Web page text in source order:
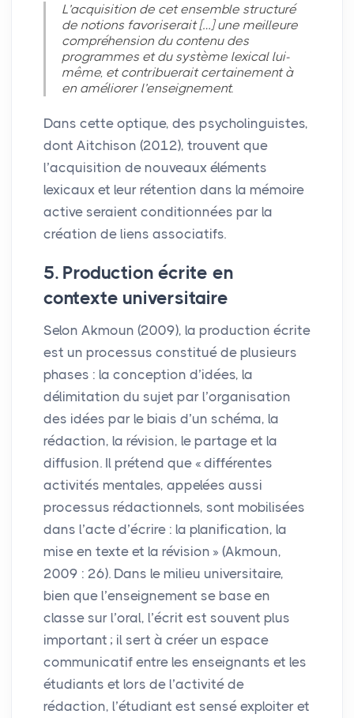
L’acquisition de cet ensemble structuré
de notions favoriserait […] une meilleure
compréhension du contenu des
programmes et du système lexical lui-
même, et contribuerait certainement à
en améliorer l’enseignement.
Dans cette optique, des psycholinguistes,
dont Aitchison (2012), trouvent que
l’acquisition de nouveaux éléments
lexicaux et leur rétention dans la mémoire
active seraient conditionnées par la
création de liens associatifs.
5. Production écrite en
contexte universitaire
Selon Akmoun (2009), la production écrite
est un processus constitué de plusieurs
phases : la conception d’idées, la
délimitation du sujet par l’organisation
des idées par le biais d’un schéma, la
rédaction, la révision, le partage et la
diffusion. Il prétend que « différentes
activités mentales, appelées aussi
processus rédactionnels, sont mobilisées
dans l’acte d’écrire : la planification, la
mise en texte et la révision » (Akmoun,
2009 : 26). Dans le milieu universitaire,
bien que l’enseignement se base en
classe sur l’oral, l’écrit est souvent plus
important ; il sert à créer un espace
communicatif entre les enseignants et les
étudiants et lors de l’activité de
rédaction, l’étudiant est sensé exploiter et